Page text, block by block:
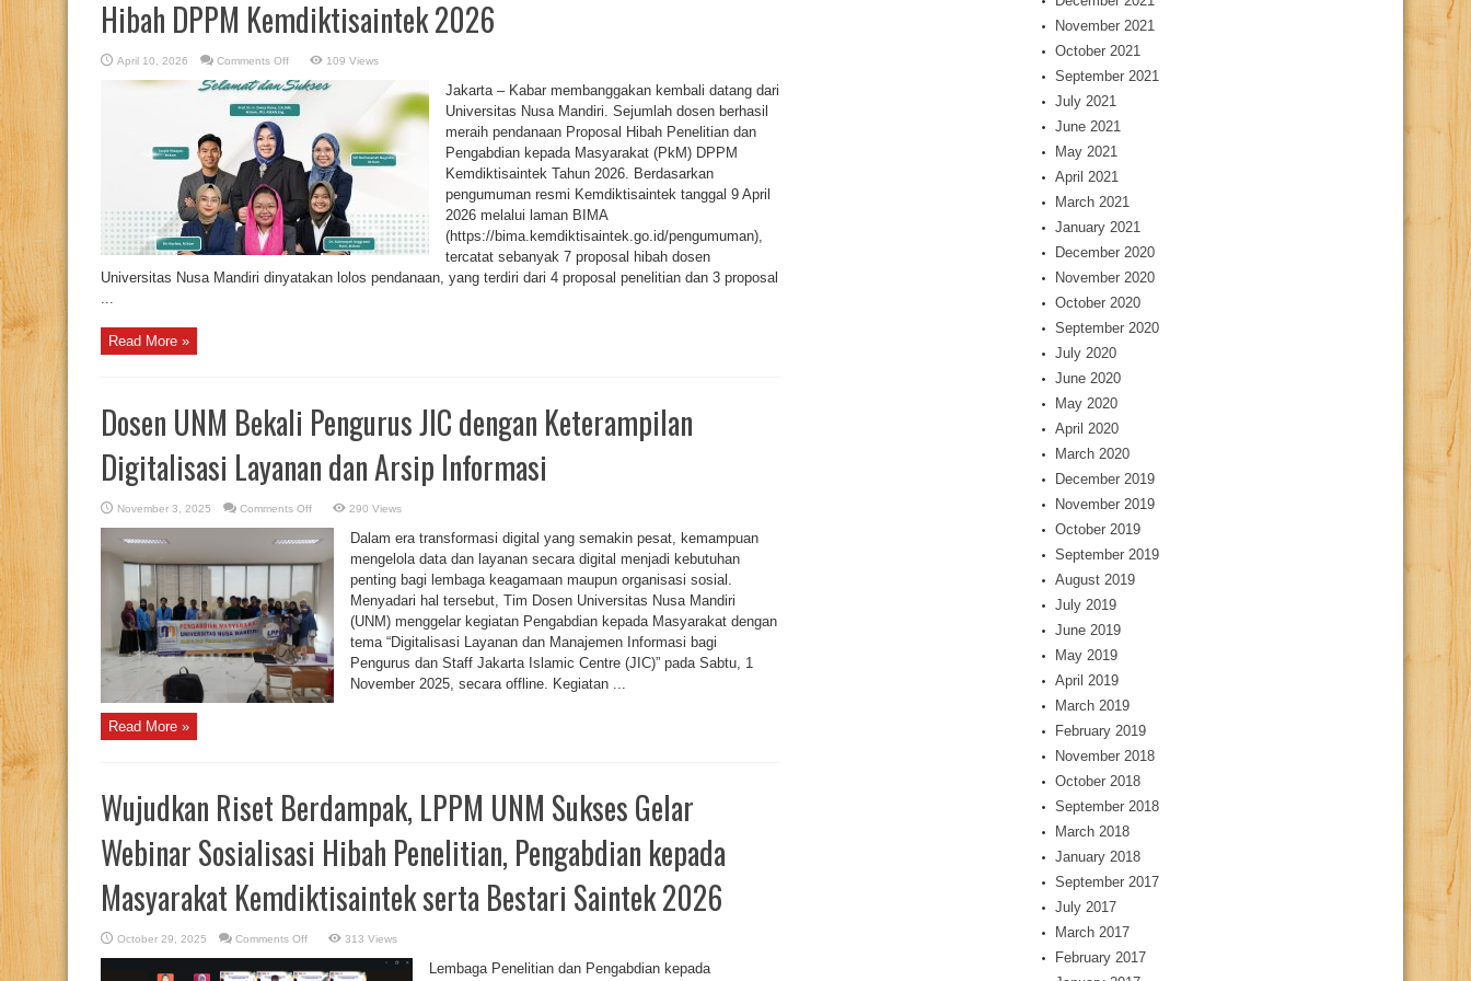
Hibah DPPM Kemdiktisaintek 2026
April 10, 2026 Comments Offon
Universitas
Nusa
Mandiri
Sukses
Pendanaan
Hibah
DPPM
Kemdiktisaintek
2026
109 Views
Jakarta – Kabar membanggakan kembali datang dari
Universitas Nusa Mandiri. Sejumlah dosen berhasil
meraih pendanaan Proposal Hibah Penelitian dan
Pengabdian kepada Masyarakat (PkM) DPPM
Kemdiktisaintek Tahun 2026. Berdasarkan
pengumuman resmi Kemdiktisaintek tanggal 9 April
2026 melalui laman BIMA
(https://bima.kemdiktisaintek.go.id/pengumuman),
tercatat sebanyak 7 proposal hibah dosen
Universitas Nusa Mandiri dinyatakan lolos pendanaan, yang terdiri dari 4 proposal penelitian dan 3 proposal
...
Read More »
Dosen UNM Bekali Pengurus JIC dengan Keterampilan
Digitalisasi Layanan dan Arsip Informasi
November 3, 2025 Comments Offon
UNM
Bekali
Pengurus
JIC
Keterampilan
Digitalisasi
Layanan
dan
Arsip
Informasi
290 Views
Dalam era transformasi digital yang semakin pesat, kemampuan
mengelola data dan layanan secara digital menjadi kebutuhan
penting bagi lembaga keagamaan maupun organisasi sosial.
Menyadari hal tersebut, Tim Dosen Universitas Nusa Mandiri
(UNM) menggelar kegiatan Pengabdian kepada Masyarakat dengan
tema “Digitalisasi Layanan dan Manajemen Informasi bagi
Pengurus dan Staff Jakarta Islamic Centre (JIC)” pada Sabtu, 1
November 2025, secara offline. Kegiatan ...
Read More »
Wujudkan Riset Berdampak, LPPM UNM Sukses Gelar
Webinar Sosialisasi Hibah Penelitian, Pengabdian kepada
Masyarakat Kemdiktisaintek serta Bestari Saintek 2026
October 29, 2025 Comments Offon
Riset
Berdampak,
313 Views
Lembaga Penelitian dan Pengabdian kepada
November 2021
October 2021
September 2021
July 2021
June 2021
May 2021
April 2021
March 2021
January 2021
December 2020
November 2020
October 2020
September 2020
July 2020
June 2020
May 2020
April 2020
March 2020
December 2019
November 2019
October 2019
September 2019
August 2019
July 2019
June 2019
May 2019
April 2019
March 2019
February 2019
November 2018
October 2018
September 2018
March 2018
January 2018
September 2017
July 2017
March 2017
February 2017